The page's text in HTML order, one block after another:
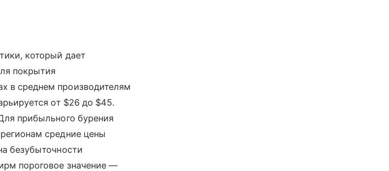
который дает
покрытия
в среднем производителям
от $26 до $45.
прибыльного бурения
средние цены
безубыточности
пороговое значение —